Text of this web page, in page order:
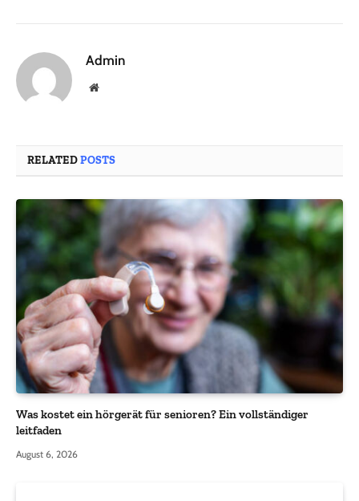
Admin
Website
RELATEDPOSTS
Was kostet ein hörgerät für senioren? Ein vollständiger
leitfaden
August 6, 2026